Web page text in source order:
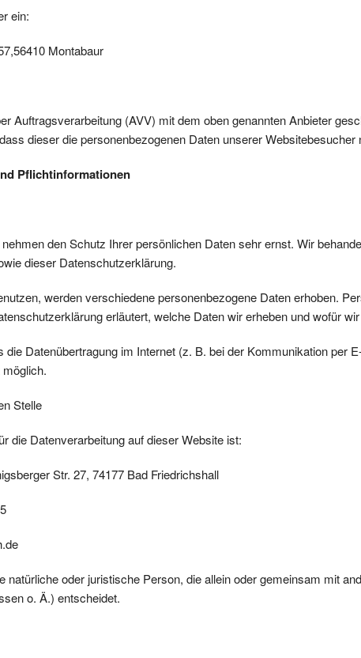
ein:
Montabaur
Auftragsverarbeitung (AVV) mit dem oben genannten Anbieter
dieser die personenbezogenen Daten unserer
Pflichtinformationen
den Schutz Ihrer persönlichen Daten sehr ernst. Wir
dieser Datenschutzerklärung.
werden verschiedene personenbezogene Daten erhoben.
erläutert, welche Daten wir erheben und wofür
die Datenübertragung im Internet (z. B. bei der Kommunikation
Stelle
die Datenverarbeitung auf dieser Website ist:
Str. 27, 74177 Bad Friedrichshall
natürliche oder juristische Person, die allein oder gemeinsam mit
o. Ä.) entscheidet.